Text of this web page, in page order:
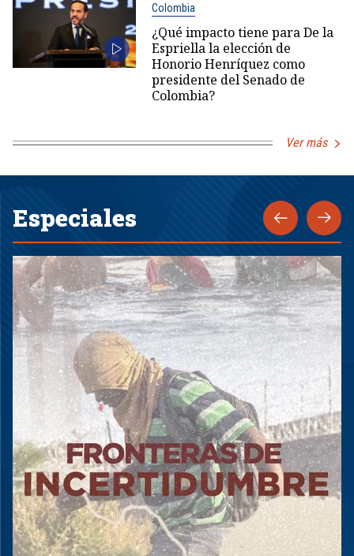
Colombia
¿Qué impacto tiene para De la
Espriella la elección de
Honorio Henríquez como
presidente del Senado de
Colombia?
Ver más
Especiales